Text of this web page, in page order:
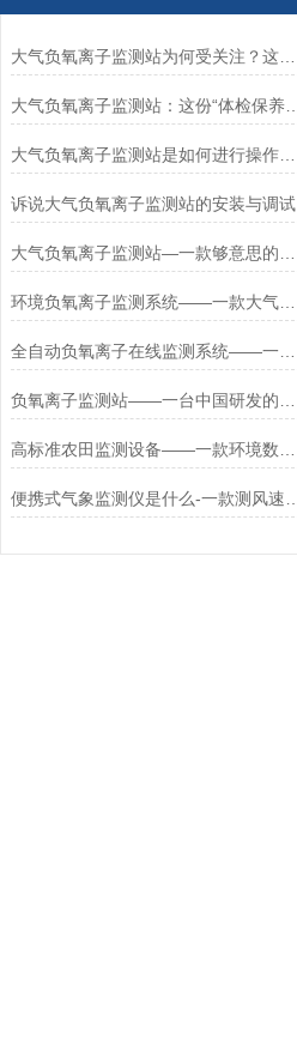
大气负氧离子监测站为何受关注？这组特点，藏着空气质量监测的底气
大气负氧离子监测站：这份“体检保养手册”，让数据精准不打折扣
大气负氧离子监测站是如何进行操作的呢？
诉说大气负氧离子监测站的安装与调试
环境负氧离子监测系统——一款大气负氧离子监测站2025全+境+派+送
全自动负氧离子在线监测系统——一款大气负氧离子监测站2025全+境+派+送